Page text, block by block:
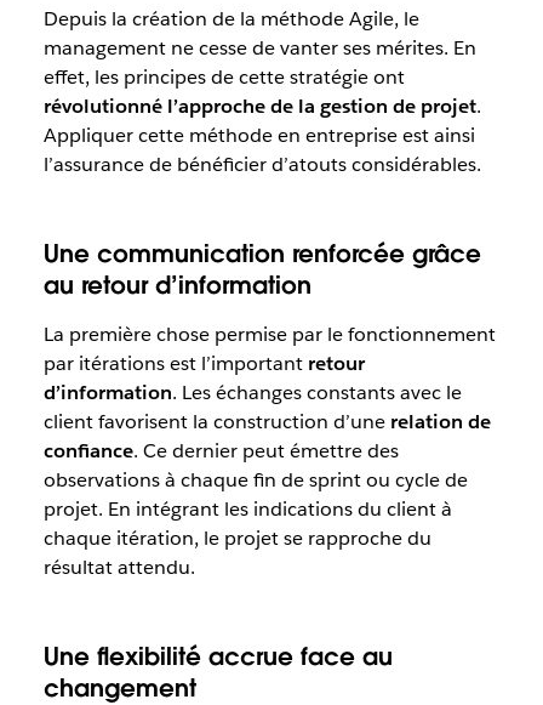
Depuis la création de la méthode Agile, le
management ne cesse de vanter ses mérites. En
effet, les principes de cette stratégie ont
révolutionné l’approche de la gestion de projet.
Appliquer cette méthode en entreprise est ainsi
l’assurance de bénéficier d’atouts considérables.
Une communication renforcée grâce
au retour d’information
La première chose permise par le fonctionnement
par itérations est l’important retour
d’information. Les échanges constants avec le
client favorisent la construction d’unerelation de
confiance. Ce dernier peut émettre des
observations à chaque fin de sprint ou cycle de
projet. En intégrant les indications du client à
chaque itération, le projet se rapproche du
résultat attendu.
Une flexibilité accrue face au
changement